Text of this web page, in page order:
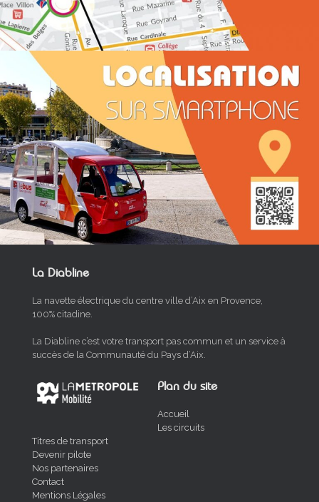
La Diabline
La navette électrique du centre ville d’Aix en Provence,
100% citadine.
La Diabline c’est votre transport pas commun et un service à
succès de la Communauté du Pays d’Aix.
Plan du site
Accueil
Les circuits
Titres de transport
Devenir pilote
Nos partenaires
Contact
Mentions Légales